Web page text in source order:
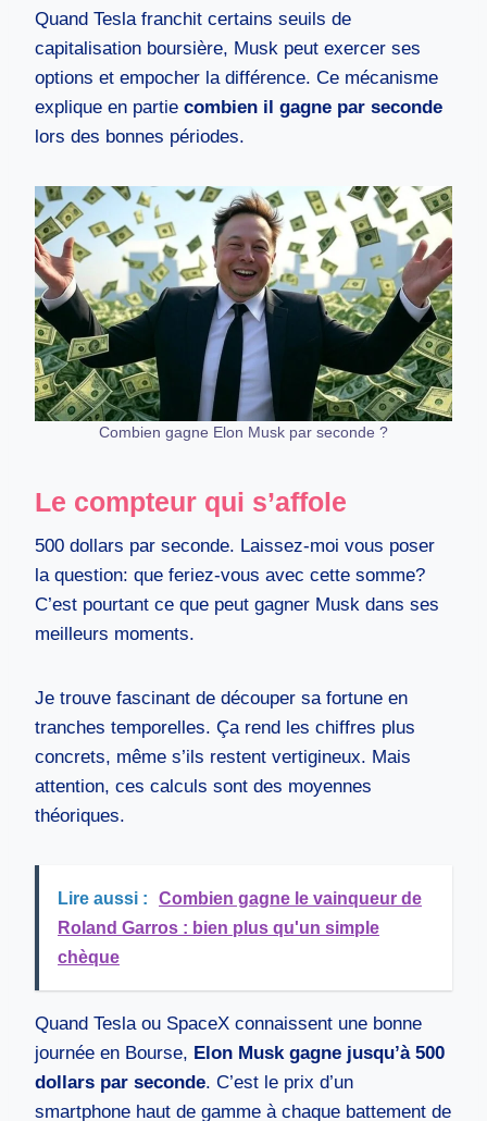
Quand Tesla franchit certains seuils de
capitalisation boursière, Musk peut exercer ses
options et empocher la différence. Ce mécanisme
explique en partie combien il gagne par seconde
lors des bonnes périodes.
Combien gagne Elon Musk par seconde ?
Le compteur qui s’affole
500 dollars par seconde. Laissez-moi vous poser
la question: que feriez-vous avec cette somme?
C’est pourtant ce que peut gagner Musk dans ses
meilleurs moments.
Je trouve fascinant de découper sa fortune en
tranches temporelles. Ça rend les chiffres plus
concrets, même s’ils restent vertigineux. Mais
attention, ces calculs sont des moyennes
théoriques.
Lire aussi :
Combien gagne le vainqueur de
Roland Garros : bien plus qu'un simple
chèque
Quand Tesla ou SpaceX connaissent une bonne
journée en Bourse, Elon Musk gagne jusqu’à 500
dollars par seconde. C’est le prix d’un
smartphone haut de gamme à chaque battement de